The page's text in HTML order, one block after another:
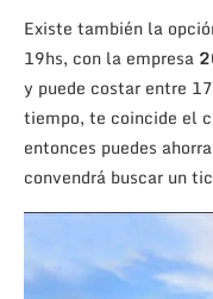
Existe también la
19hs, con la empresa
y puede costar entre
tiempo, te coincide el
entonces puedes
convendrá buscar un